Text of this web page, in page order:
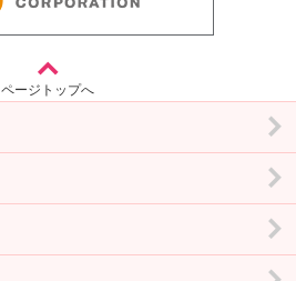
ページトップへ